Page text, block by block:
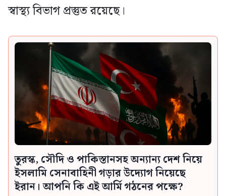
স্বাস্থ্য বিভাগ প্রস্তুত রয়েছে।
তুরস্ক, সৌদি ও পাকিস্তানসহ অন্যান্য দেশ নিয়ে
ইসলামি সেনাবাহিনী গড়ার উদ্যোগ নিয়েছে
ইরান। আপনি কি এই আর্মি গঠনের পক্ষে?